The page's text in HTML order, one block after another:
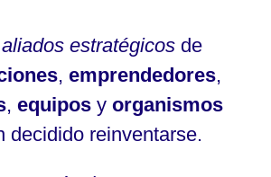
aliados estratégicosde
, emprendedores,
, equiposy organismos
decidido reinventarse.